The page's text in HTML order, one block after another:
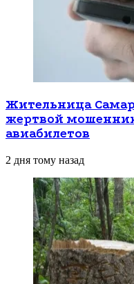
Жительница
жертвой
авиабилетов
2 дня тому назад